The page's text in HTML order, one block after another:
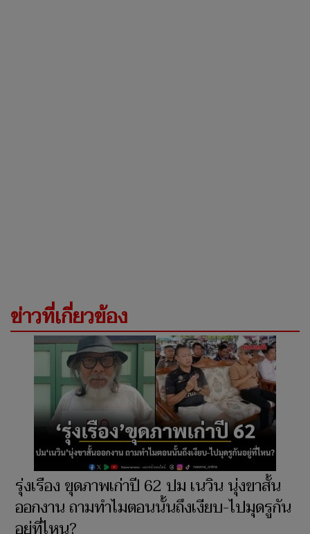
ข่าวที่เกี่ยวข้อง
รุ่งเรือง ขุดภาพเก่าปี 62 ปม เนวิน นุ่งขาสั้น
ออกงาน ถามทำไมตอนนั้นถึงเงียบ-ไปมุดรูกัน